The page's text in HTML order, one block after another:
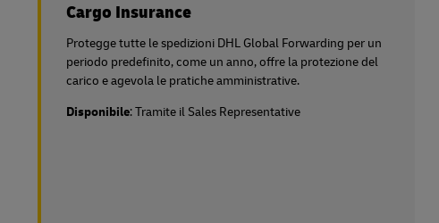
Cargo Insurance
Protegge tutte le spedizioni DHL Global Forwarding per un
periodo predefinito, come un anno, offre la protezione del
carico e agevola le pratiche amministrative.
Disponibile: Tramite il Sales Representative